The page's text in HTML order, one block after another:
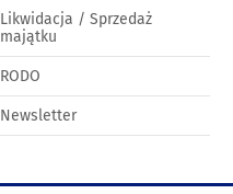
Likwidacja / Sprzedaż
majątku
RODO
Newsletter